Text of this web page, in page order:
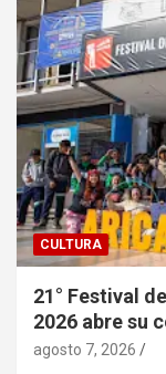
CULTURA
21° Festival
2026 abre su
agosto 7, 2026